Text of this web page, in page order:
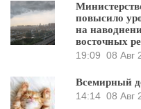
повысило
на
восточных
19:09 08 Авг
Всемирный
14:14 08 Авг